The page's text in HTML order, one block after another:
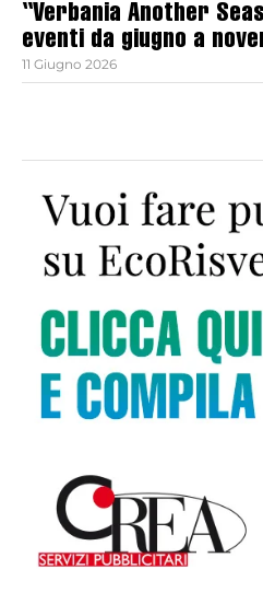
“Verbania Another
eventi da giugno a
11 Giugno 2026